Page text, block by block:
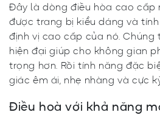
Đây là dòng điều hòa cao cấp
được trang bị kiểu dáng và
định vị cao cấp của nó. Chúng
hiện đại giúp cho không gian
trọng hơn. Rồi tính năng đặc
giác êm ái, nhẹ nhàng và cực
Điều hoà với khả năng